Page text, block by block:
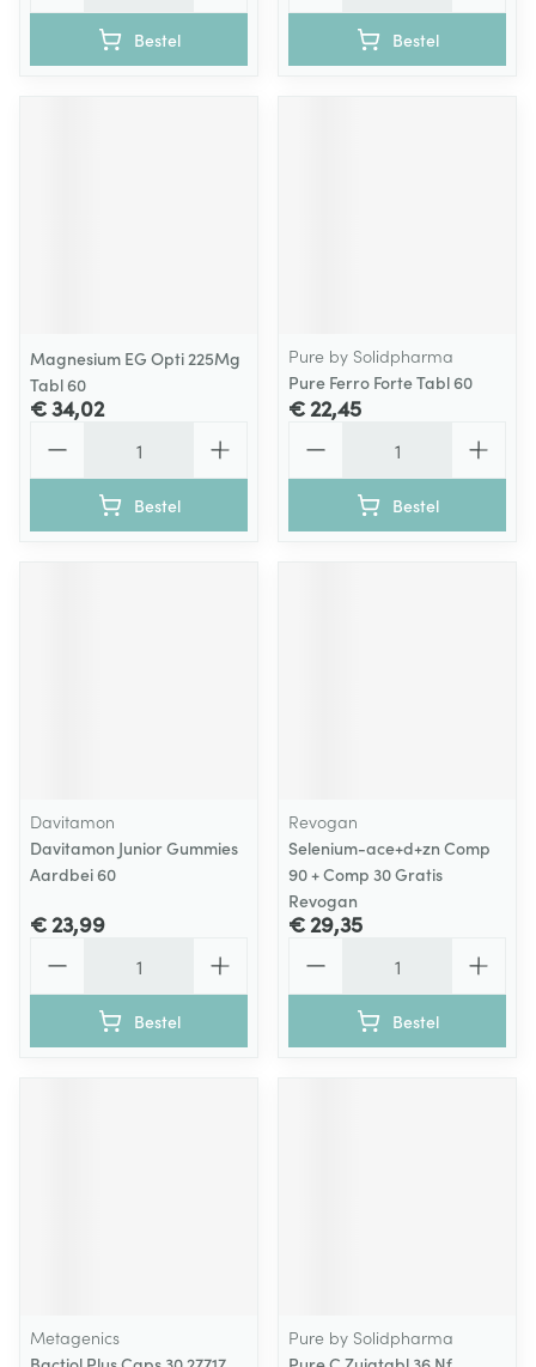
Bestel Bestel
Magnesium EG Opti 225Mg
Tabl 60
€ 34,02
Bestel
Pure by Solidpharma
Pure Ferro Forte Tabl 60
€ 22,45
Bestel
Davitamon
Davitamon Junior Gummies
Aardbei 60
€ 23,99
Bestel
Revogan
Selenium-ace+d+zn Comp
90 + Comp 30 Gratis
Revogan
€ 29,35
Bestel
Metagenics
Pure by Solidpharma